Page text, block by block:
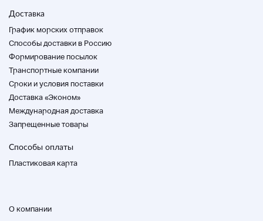
Доставка
График морских отправок
Способы доставки в Россию
Формирование посылок
Транспортные компании
Cроки и условия поставки
Доставка «Эконом»
Международная доставка
Запрещенные товары
Способы оплаты
Пластиковая карта
О компании